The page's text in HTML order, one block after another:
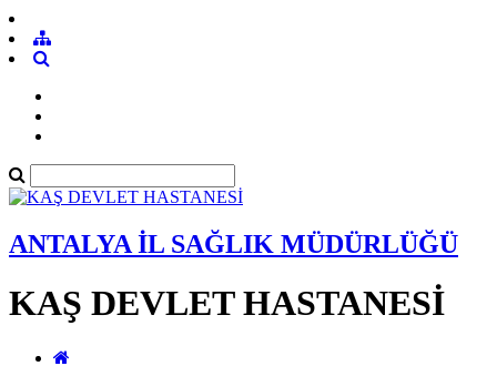
ANTALYA İL SAĞLIK MÜDÜRLÜĞÜ
KAŞ DEVLET HASTANESİ